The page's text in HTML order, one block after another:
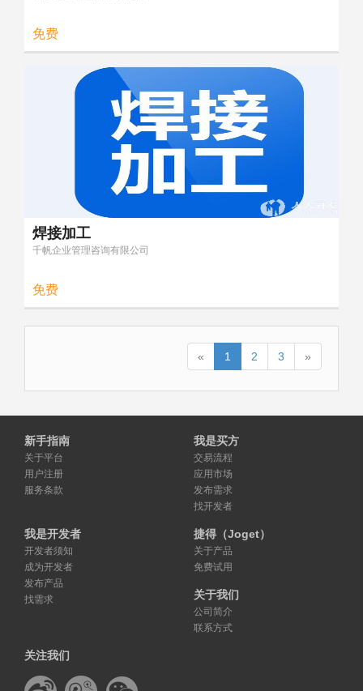
免费
焊接加工
千帆企业管理咨询有限公司
免费
« 1 2 3 »
新手指南
关于平台
用户注册
服务条款
我是买方
交易流程
应用市场
发布需求
找开发者
我是开发者
开发者须知
成为开发者
发布产品
找需求
捷得（Joget）
关于产品
免费试用
关于我们
公司简介
联系方式
关注我们